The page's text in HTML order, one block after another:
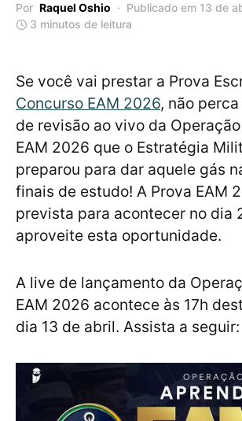
Por Raquel Oshio
Publicado em 13 de
3 minutos de leitura
Se você vai prestar a Prova
Concurso EAM 2026, não
de revisão ao vivo da
EAM 2026 que o Estratégia
preparou para dar aquele gás
finais de estudo! A Prova EAM
prevista para acontecer no dia
aproveite esta oportunidade.
A live de lançamento da
EAM 2026 acontece às 17h
dia 13 de abril. Assista a seguir: